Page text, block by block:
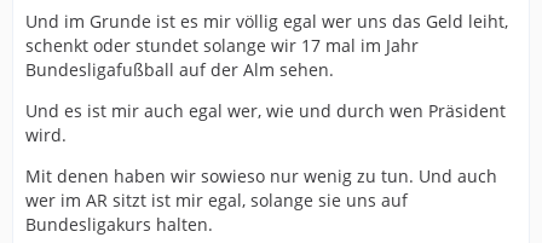
Und im Grunde ist es mir völlig egal wer uns das Geld leiht,
schenkt oder stundet solange wir 17 mal im Jahr
Bundesligafußball auf der Alm sehen.
Und es ist mir auch egal wer, wie und durch wen Präsident
wird.
Mit denen haben wir sowieso nur wenig zu tun. Und auch
wer im AR sitzt ist mir egal, solange sie uns auf
Bundesligakurs halten.